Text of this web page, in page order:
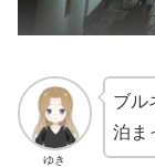
ゆき
ブル
泊ま